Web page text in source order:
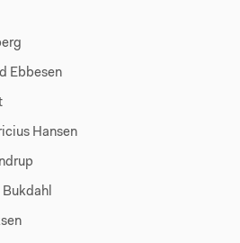
Ebbesen
Hansen